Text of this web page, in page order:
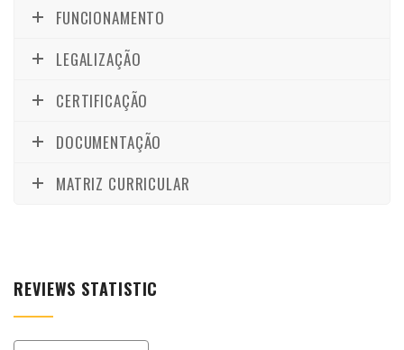
FUNCIONAMENTO
LEGALIZAÇÃO
CERTIFICAÇÃO
DOCUMENTAÇÃO
MATRIZ CURRICULAR
REVIEWS STATISTIC